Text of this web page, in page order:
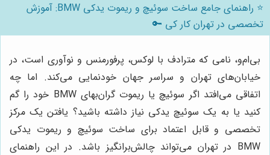
⭐️ راهنمای جامع ساخت سوئیچ و ریموت یدکی BMW: آموزش
تخصصی در تهران کار کی 🔑
بی‌ام‌و، نامی که مترادف با لوکس، پرفورمنس و نوآوری است، در
خیابان‌های تهران و سراسر جهان خودنمایی می‌کند. اما چه
اتفاقی می‌افتد اگر سوئیچ یا ریموت گران‌بهای BMW خود را گم
کنید یا به یک سوئیچ یدکی نیاز داشته باشید؟ یافتن یک مرکز
تخصصی و قابل اعتماد برای ساخت سوئیچ و ریموت یدکی
BMW در تهران می‌تواند چالش‌برانگیز باشد. در این راهنمای